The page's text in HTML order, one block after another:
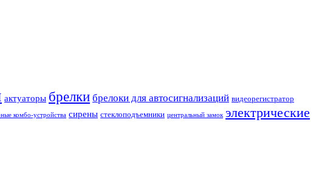
актуаторы брелки брелоки для автосигнализаций видеорегистратор
комбо-устройства сирены стеклоподъемники центральный замок электрические